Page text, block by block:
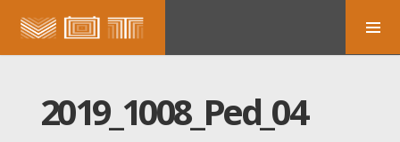
2019_1008_Ped_04